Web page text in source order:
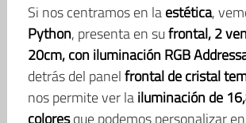
Si nos centramos en laestética,
Python, presenta en sufrontal, 2
20cm, con iluminación RGB
detrás del panelfrontal de cristal
nos permite ver lailuminación de
coloresque podemos personalizar